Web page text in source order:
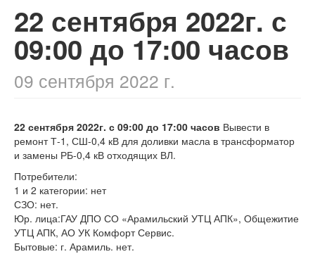
22 сентября 2022г. с
09:00 до 17:00 часов
09 сентября 2022 г.
22 сентября 2022г. с 09:00 до 17:00 часов Вывести в
ремонт Т-1, СШ-0,4 кВ для доливки масла в трансформатор
и замены РБ-0,4 кВ отходящих ВЛ.
Потребители:
1 и 2 категории: нет
СЗО: нет.
Юр. лица:ГАУ ДПО СО «Арамильский УТЦ АПК», Общежитие
УТЦ АПК, АО УК Комфорт Сервис.
Бытовые: г. Арамиль. нет.